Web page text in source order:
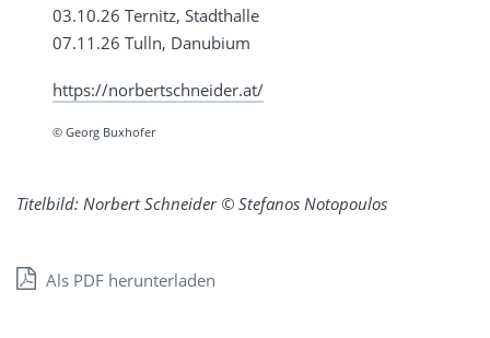
03.10.26 Ternitz, Stadthalle
07.11.26 Tulln, Danubium
https://norbertschneider.at/
© Georg Buxhofer
Titelbild: Norbert Schneider © Stefanos Notopoulos
Als PDF herunterladen